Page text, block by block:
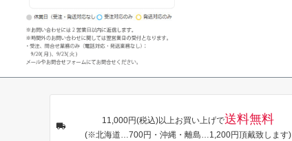
11,000円(税込)以上お買い上げで送料無料
(※北海道…700円・沖縄・離島…1,200円頂戴致します)